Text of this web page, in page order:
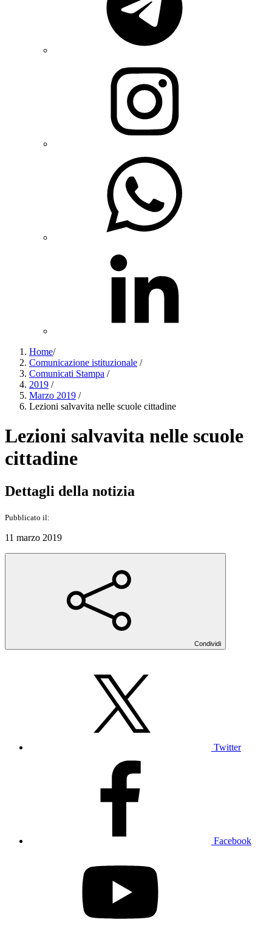
Home/
Comunicazione istituzionale /
Comunicati Stampa /
2019 /
Marzo 2019 /
Lezioni salvavita nelle scuole cittadine
Lezioni salvavita nelle scuole
cittadine
Dettagli della notizia
Pubblicato il:
11 marzo 2019
Condividi
Twitter
Facebook